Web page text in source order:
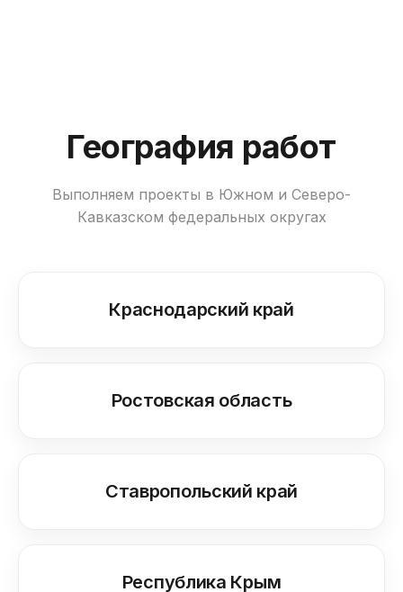
География работ
Выполняем проекты в Южном и Северо-
Кавказском федеральных округах
Краснодарский край
Ростовская область
Ставропольский край
Республика Крым